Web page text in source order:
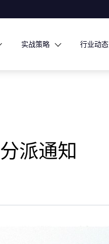
实战策略 行业动态
派通知